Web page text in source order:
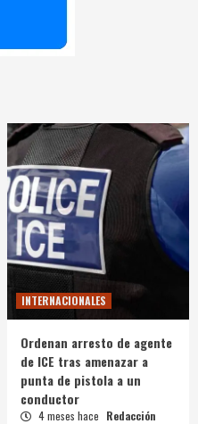
INTERNACIONALES
Ordenan arresto de agente
de ICE tras amenazar a
punta de pistola a un
conductor
4 meses hace Redacción